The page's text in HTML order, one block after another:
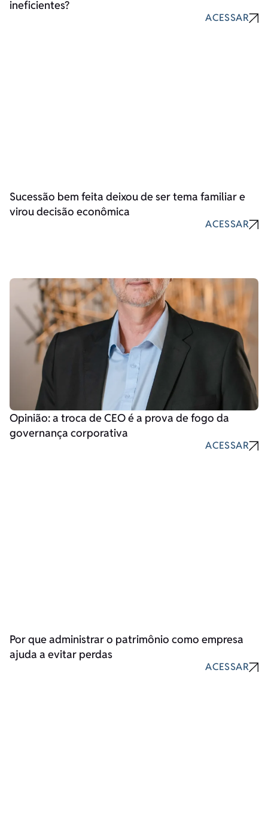
ineficientes?
ACESSAR
Sucessão bem feita deixou de ser tema familiar e
virou decisão econômica
ACESSAR
Opinião: a troca de CEO é a prova de fogo da
governança corporativa
ACESSAR
Por que administrar o patrimônio como empresa
ajuda a evitar perdas
ACESSAR